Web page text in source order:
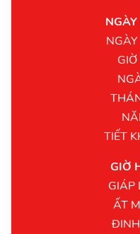
TIẾT
GIỜ
GIÁP
ẤT